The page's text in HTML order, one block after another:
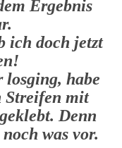
Ergebnis
ich doch jetzt
losging, habe
Streifen mit
Denn
was vor.